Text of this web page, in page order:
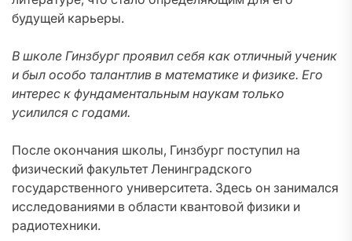
будущей карьеры.
В школе Гинзбург проявил себя как отличный ученик
и был особо талантлив в математике и физике. Его
интерес к фундаментальным наукам только
усилился с годами.
После окончания школы, Гинзбург поступил на
физический факультет Ленинградского
государственного университета. Здесь он занимался
исследованиями в области квантовой физики и
радиотехники.